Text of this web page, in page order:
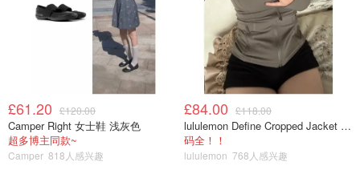
£61.20 £120.00
Camper Right 女士鞋 浅灰色
超多博主同款~
Camper 818人感兴趣
£84.00 £118.00
lululemon Define Cropped Jacket Nulu 短款夹克
码全！！
lululemon 768人感兴趣